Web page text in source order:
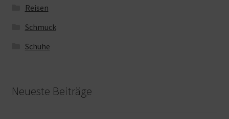
Reisen
Schmuck
Schuhe
Neueste Beiträge